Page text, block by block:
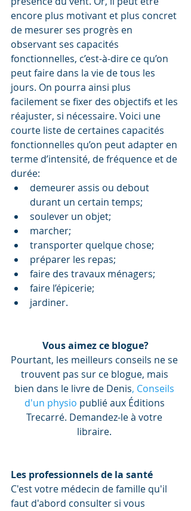
encore plus motivant et plus concret
de mesurer ses progrès en
observant ses capacités
fonctionnelles, c’est-à-dire ce qu’on
peut faire dans la vie de tous les
jours. On pourra ainsi plus
facilement se fixer des objectifs et les
réajuster, si nécessaire. Voici une
courte liste de certaines capacités
fonctionnelles qu’on peut adapter en
terme d’intensité, de fréquence et de
durée:
demeurer assis ou debout
durant un certain temps;
soulever un objet;
marcher;
transporter quelque chose;
préparer les repas;
faire des travaux ménagers;
faire l’épicerie;
jardiner.
Vous aimez ce blogue?
Pourtant, les meilleurs conseils ne se
trouvent pas sur ce blogue, mais
bien dans le livre de Denis, Conseils
d'un physio publié aux Éditions
Trecarré. Demandez-le à votre
libraire.
Les professionnels de la santé
C'est votre médecin de famille qu'il
faut d'abord consulter si vous